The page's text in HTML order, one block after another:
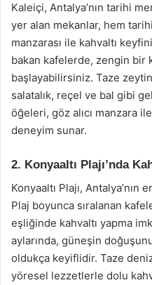
Kaleiçi, Antalya’nın tarihi
yer alan mekanlar, hem
manzarası ile kahvaltı keyfini
bakan kafelerde, zengin bir
başlayabilirsiniz. Taze
salatalık, reçel ve bal gibi
öğeleri, göz alıcı manzara
deneyim sunar.
2. Konyaaltı Plajı’nda
Konyaaltı Plajı,
Plaj boyunca sıralanan
eşliğinde kahvaltı yapma
aylarında, güneşin
oldukça keyiflidir. Taze
yöresel lezzetlerle dolu